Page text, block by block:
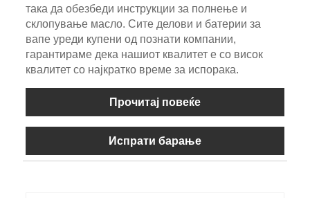
така да обезбеди инструкции за полнење и
склопување масло. Сите делови и батерии за
вапе уреди купени од познати компании,
гарантираме дека нашиот квалитет е со висок
квалитет со најкратко време за испорака.
Прочитај повеќе
Испрати барање